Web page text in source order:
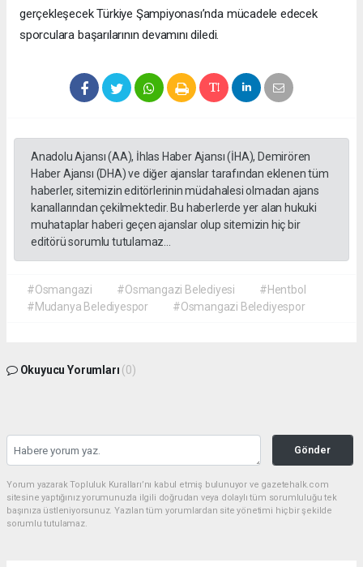
gerçekleşecek Türkiye Şampiyonası’nda mücadele edecek
sporculara başarılarının devamını diledi.
Anadolu Ajansı (AA), İhlas Haber Ajansı (İHA), Demirören
Haber Ajansı (DHA) ve diğer ajanslar tarafından eklenen tüm
haberler, sitemizin editörlerinin müdahalesi olmadan ajans
kanallarından çekilmektedir. Bu haberlerde yer alan hukuki
muhataplar haberi geçen ajanslar olup sitemizin hiç bir
editörü sorumlu tutulamaz...
#Osmangazi #Osmangazi Belediyesi
#Hentbol
#Mudanya Belediyespor
#Osmangazi Belediyespor
Okuyucu Yorumları (0)
Gönder
Yorum yazarak Topluluk Kuralları’nı kabul etmiş bulunuyor ve gazetehalk.com
sitesine yaptığınız yorumunuzla ilgili doğrudan veya dolaylı tüm sorumluluğu tek
başınıza üstleniyorsunuz. Yazılan tüm yorumlardan site yönetimi hiçbir şekilde
sorumlu tutulamaz.